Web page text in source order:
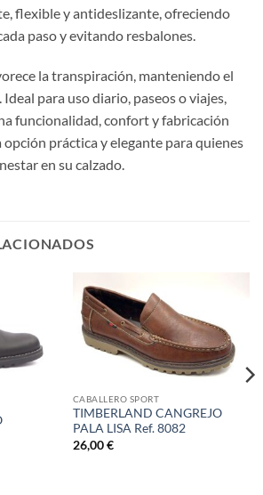
flexible y antideslizante, ofreciendo
paso y evitando resbalones.
la transpiración, manteniendo el
para uso diario, paseos o viajes,
funcionalidad, confort y fabricación
opción práctica y elegante para quienes
en su calzado.
CABALLERO SPORT
TIMBERLAND CANGREJO
PALA LISA Ref. 8082
26,00€